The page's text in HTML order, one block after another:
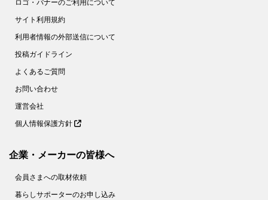
ロゴ・バナーのご利用について
サイト利用規約
利用者情報の外部送信について
投稿ガイドライン
よくあるご質問
お問い合わせ
運営会社
個人情報保護方針
企業・メーカーの皆様へ
会員さまへの取材依頼
暮らしサポーターのお申し込み